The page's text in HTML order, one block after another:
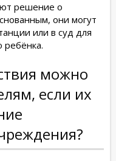
решение о
они могут
или в суд для
ребёнка.
можно
если их